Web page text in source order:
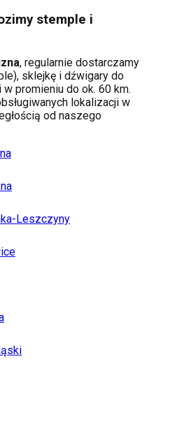
stemple i
, regularnie dostarczamy
sklejkę i dźwigary do
promieniu do ok. 60 km.
lokalizacji w
od naszego
Leszczyny